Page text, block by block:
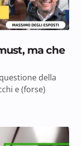
ma che
della
e (forse)